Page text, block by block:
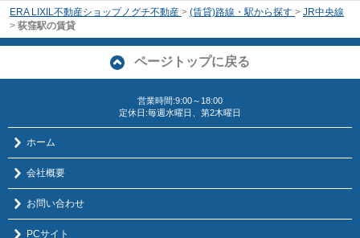
ERA LIXIL不動産ショップノグチ不動産 > (賃貸)路線・駅から探す > JR中央線
> 荻窪駅の賃貸
ページトップに戻る
営業時間:9:00～18:00
定休日:毎週水曜日、第2木曜日
ホーム
会社概要
お問い合わせ
PCサイト